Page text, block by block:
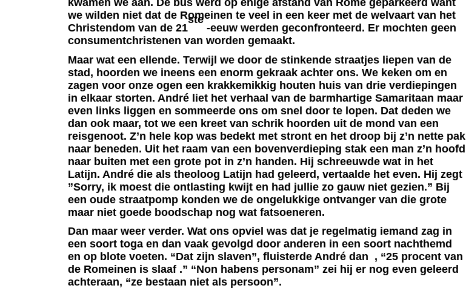
kwamen we aan. De bus werd op enige afstand van Rome geparkeerd want
we wilden niet dat de Romeinen te veel in een keer met de welvaart van het
Christendom van de 21
ste
-eeuw werden geconfronteerd. Er mochten geen
consumentchristenen van worden gemaakt.
Maar wat een ellende. Terwijl we door de stinkende straatjes liepen van de
stad, hoorden we ineens een enorm gekraak achter ons. We keken om en
zagen voor onze ogen een krakkemikkig houten huis van drie verdiepingen
in elkaar storten. André liet het verhaal van de barmhartige Samaritaan maar
even links liggen en sommeerde ons om snel door te lopen. Dat deden we
dan ook maar, tot we een kreet van schrik hoorden uit de mond van een
reisgenoot. Z’n hele kop was bedekt met stront en het droop bij z’n nette pak
naar beneden. Uit het raam van een bovenverdieping stak een man z’n hoofd
naar buiten met een grote pot in z’n handen. Hij schreeuwde wat in het
Latijn. André die als theoloog Latijn had geleerd, vertaalde het even. Hij zegt
”Sorry, ik moest die ontlasting kwijt en had jullie zo gauw niet gezien.” Bij
een oude straatpomp konden we de ongelukkige ontvanger van die grote
maar niet goede boodschap nog wat fatsoeneren.
Dan maar weer verder. Wat ons opviel was dat je regelmatig iemand zag in
een soort toga en dan vaak gevolgd door anderen in een soort nachthemd
en op blote voeten. “Dat zijn slaven”, fluisterde André dan , “25 procent van
de Romeinen is slaaf .” “Non habens personam” zei hij er nog even geleerd
achteraan, “ze bestaan niet als persoon”.